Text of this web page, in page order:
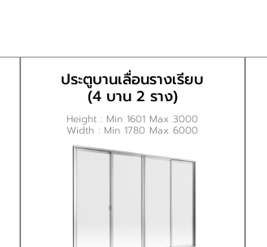
ประตูบานเลื่อนรางเรียบ
(4 บาน 2 ราง)
Height : Min 1601 Max 3000
Width : Min 1780 Max 6000